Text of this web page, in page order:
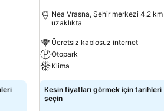
Nea Vrasna, Şehir merkezi 4.2 km
uzaklıkta
Ücretsiz kablosuz internet
Otopark
Klima
Kesin fiyatları görmek için tarihleri
seçin